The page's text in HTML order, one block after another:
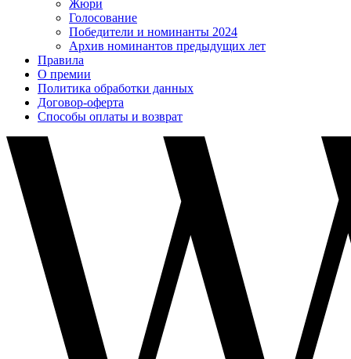
Жюри
Голосование
Победители и номинанты 2024
Архив номинантов предыдущих лет
Правила
О премии
Политика обработки данных
Договор-оферта
Способы оплаты и возврат